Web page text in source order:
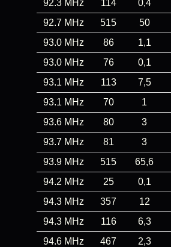
92.3 MHz
114 0,4
92.7 MHz
515 50
93.0 MHz
86 1,1
93.0 MHz
76 0,1
93.1 MHz
113 7,5
93.1 MHz
70 1
93.6 MHz
80 3
93.7 MHz
81 3
93.9 MHz
515 65,6
94.2 MHz
25 0,1
94.3 MHz
357 12
94.3 MHz
116 6,3
94.6 MHz
467 2,3